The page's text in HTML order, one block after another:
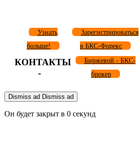
Узнать
больше!
Зарегистрироваться
в БКС-Форекс
КОНТАКТЫ
-
Биржевой - БКС-
брокер
Dismiss ad Dismiss ad
Он будет закрыт в 0 секунд